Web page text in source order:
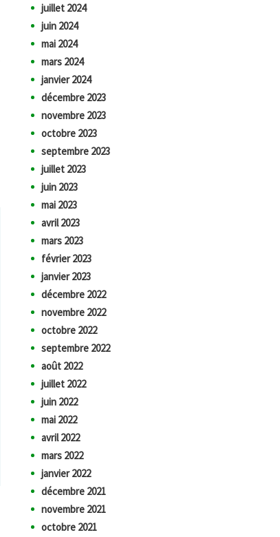
juillet 2024
juin 2024
mai 2024
mars 2024
janvier 2024
décembre 2023
novembre 2023
octobre 2023
septembre 2023
juillet 2023
juin 2023
mai 2023
avril 2023
mars 2023
février 2023
janvier 2023
décembre 2022
novembre 2022
octobre 2022
septembre 2022
août 2022
juillet 2022
juin 2022
mai 2022
avril 2022
mars 2022
janvier 2022
décembre 2021
novembre 2021
octobre 2021